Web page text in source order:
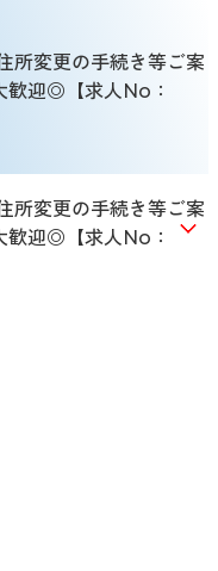
所変更の手続き等ご案
歓迎◎【求人No：
所変更の手続き等ご案
歓迎◎【求人No：